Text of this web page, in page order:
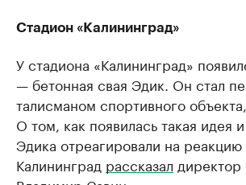
Стадион «Калининград»
У стадиона «Калининград»
— бетонная свая Эдик. Он стал
талисманом спортивного
О том, как появилась такая идея
Эдика отреагировали на
Калининград рассказал директор